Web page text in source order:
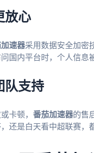
放心
速器采用数据安全加密
国内平台时，个人信息
队支持
卡顿， 番茄加速器的售
还是白天看中超联赛，